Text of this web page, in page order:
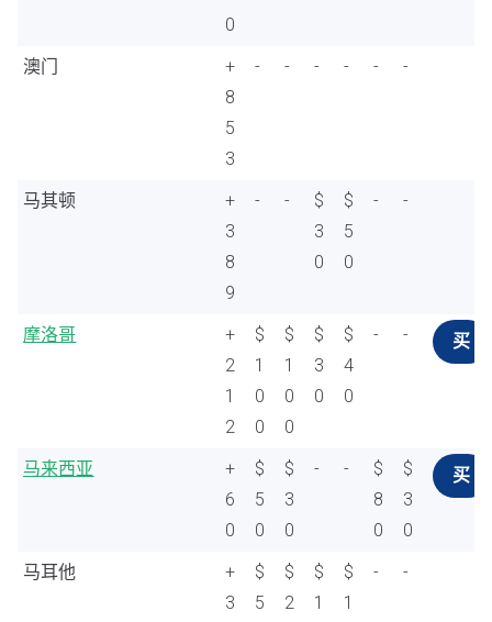
0
澳门
+
8
5
3
- - - - - -
马其顿
+
3
8
9
- -
$
3
0
$
5
0
- -
摩洛哥
+
2
1
2
$
1
0
0
$
1
0
0
$
3
0
$
4
0
- - 买
马来西亚
+
6
0
$
5
0
$
3
0
- -
$
8
0
$
3
0
买
马耳他
+
3
$
5
$
2
$
1
$
1
- -